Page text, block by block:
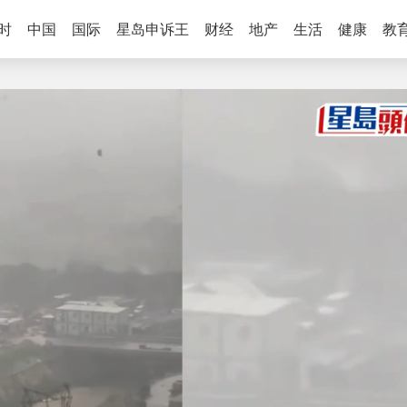
中国 国际 星岛申诉王 财经 地产 生活 健康 教